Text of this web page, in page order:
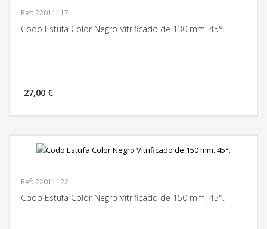
Ref: 22011117
Codo Estufa Color Negro Vitrificado de 130 mm. 45°.
27,00 €
Ref: 22011122
Codo Estufa Color Negro Vitrificado de 150 mm. 45°.